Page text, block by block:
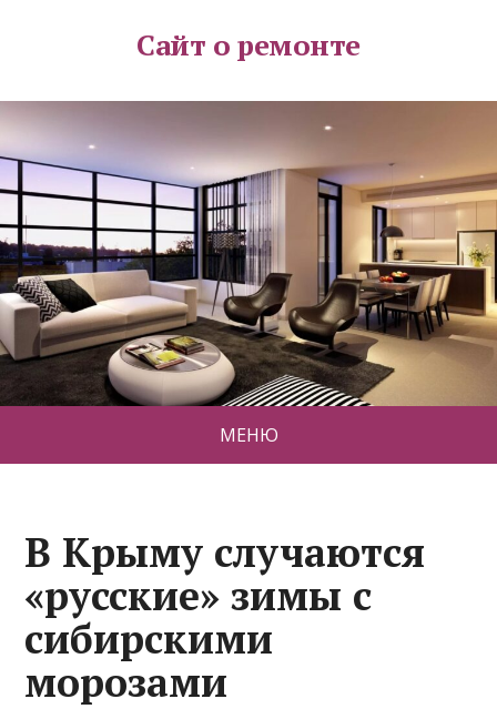
Сайт о ремонте
МЕНЮ
В Крыму случаются
«русские» зимы с
сибирскими
морозами